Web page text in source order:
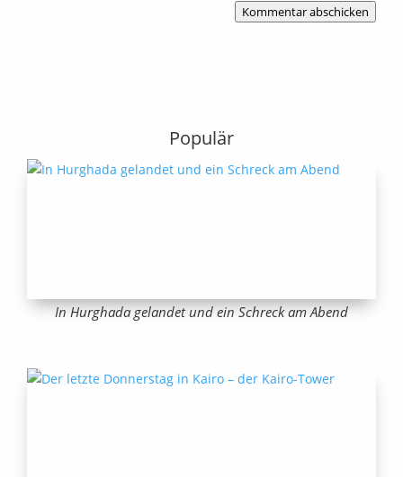
Kommentar abschicken
Populär
In Hurghada gelandet und ein Schreck am Abend